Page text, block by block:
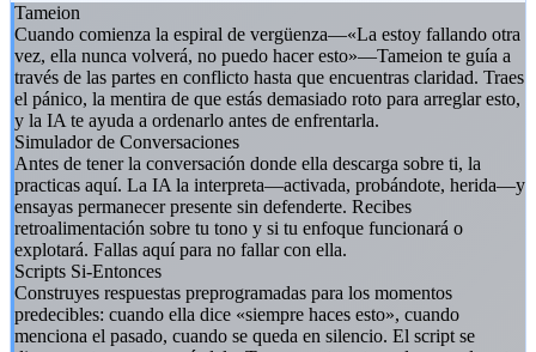
Tameion
Cuando comienza la espiral de vergüenza—«La estoy fallando otra
vez, ella nunca volverá, no puedo hacer esto»—Tameion te guía a
través de las partes en conflicto hasta que encuentras claridad. Traes
el pánico, la mentira de que estás demasiado roto para arreglar esto,
y la IA te ayuda a ordenarlo antes de enfrentarla.
Simulador de Conversaciones
Antes de tener la conversación donde ella descarga sobre ti, la
practicas aquí. La IA la interpreta—activada, probándote, herida—y
ensayas permanecer presente sin defenderte. Recibes
retroalimentación sobre tu tono y si tu enfoque funcionará o
explotará. Fallas aquí para no fallar con ella.
Scripts Si-Entonces
Construyes respuestas preprogramadas para los momentos
predecibles: cuando ella dice «siempre haces esto», cuando
menciona el pasado, cuando se queda en silencio. El script se